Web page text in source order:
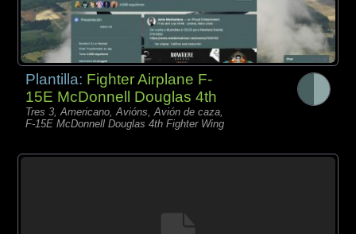
Plantilla: Fighter Airplane F-
15E McDonnell Douglas 4th
Tres 3, Americano, Avións, Avión de caza,
F-15E McDonnell Douglas 4th Fighter Wing